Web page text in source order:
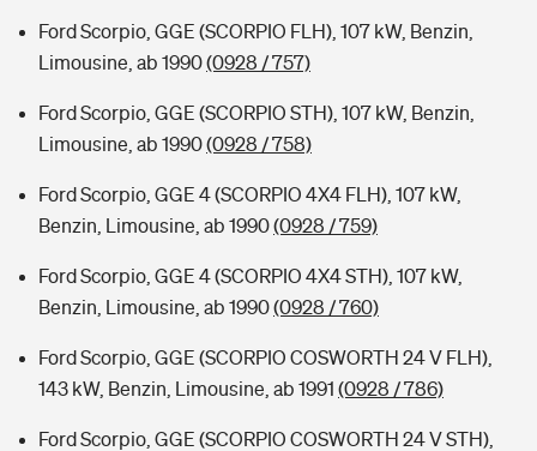
Ford Scorpio, GGE (SCORPIO FLH), 107 kW, Benzin,
Limousine, ab 1990(0928 / 757)
Ford Scorpio, GGE (SCORPIO STH), 107 kW, Benzin,
Limousine, ab 1990(0928 / 758)
Ford Scorpio, GGE 4 (SCORPIO 4X4 FLH), 107 kW,
Benzin, Limousine, ab 1990(0928 / 759)
Ford Scorpio, GGE 4 (SCORPIO 4X4 STH), 107 kW,
Benzin, Limousine, ab 1990(0928 / 760)
Ford Scorpio, GGE (SCORPIO COSWORTH 24 V FLH),
143 kW, Benzin, Limousine, ab 1991 (0928 / 786)
Ford Scorpio, GGE (SCORPIO COSWORTH 24 V STH),